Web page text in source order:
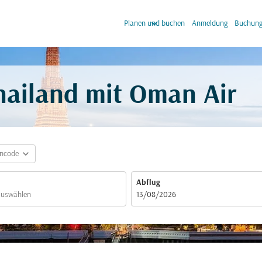
Planen und buchen
keyboard_arrow_down Anmeldung
mit Oman Air
expand_more
Abflug
fc-booking-departure-date-aria-label
13/08/2026